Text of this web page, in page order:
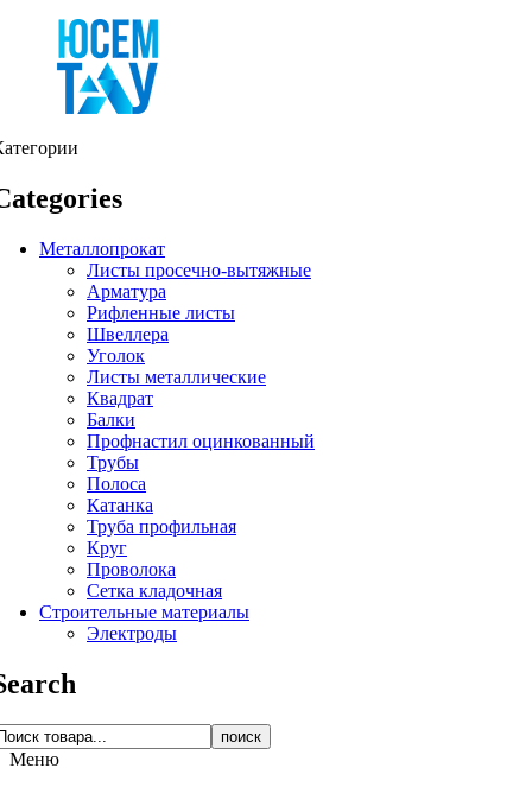
Металлопрокат
Листы просечно-вытяжные
Арматура
Рифленные листы
Швеллера
Уголок
Листы металлические
Квадрат
Балки
Профнастил оцинкованный
Трубы
Полоса
Катанка
Труба профильная
Круг
Проволока
Сетка кладочная
Строительные материалы
Электроды
поиск
Меню